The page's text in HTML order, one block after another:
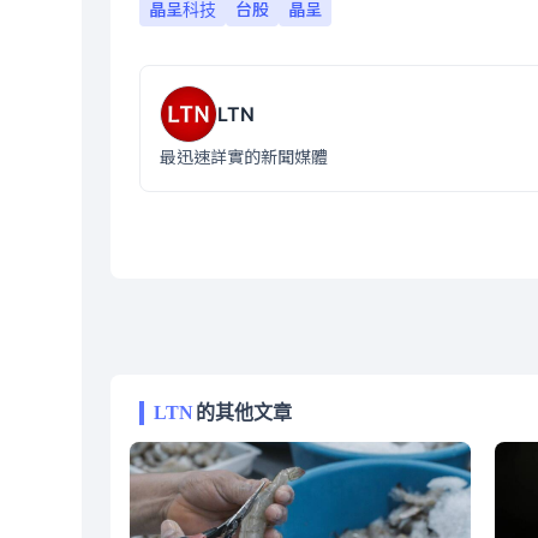
晶呈科技 台股 晶呈
LTN
最迅速詳實的新聞媒體
LTN的其他文章